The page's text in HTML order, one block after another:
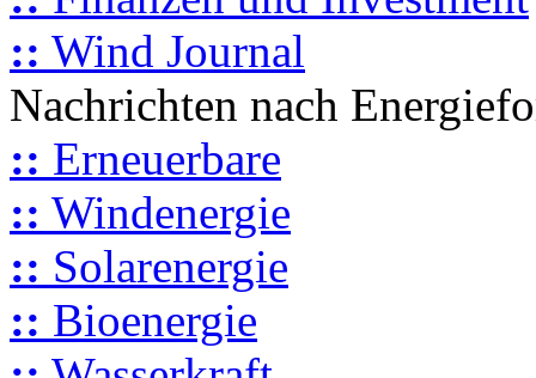
:: Wind Journal
Nachrichten nach
:: Erneuerbare
:: Windenergie
:: Solarenergie
:: Bioenergie